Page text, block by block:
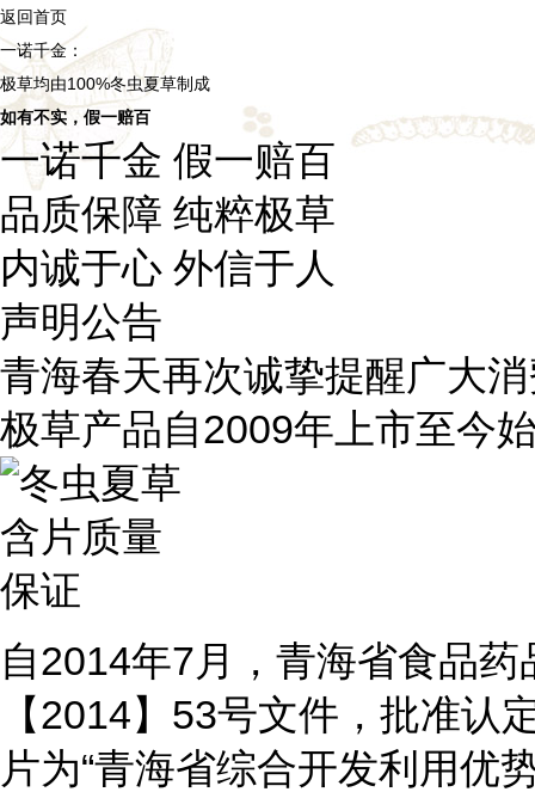
返回首页
一诺千金：
极草均由100%冬虫夏草制成
如有不实，假一赔百
一诺千金 假一赔百
品质保障 纯粹极草
内诚于心 外信于人
声明公告
青海春天再次诚挚提醒广大
极草产品自2009年上市至今
自2014年7月，青海省食品
【2014】53号文件，批准认
片为“青海省综合开发利用优